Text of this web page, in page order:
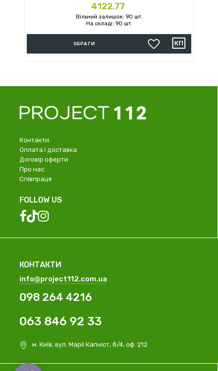
Ціна
4122.77
Вільний залишок: 90 шт.
На складі: 90 шт.
ОБРАТИ
Контакти
Оплата і доставка
Договір оферти
Про нас
Співпраця
FOLLOW US
КОНТАКТИ
info@project112.com.ua
098 264 4216
063 846 92 33
м. Київ, вул. Марії Капніст, 8/4, оф. 212